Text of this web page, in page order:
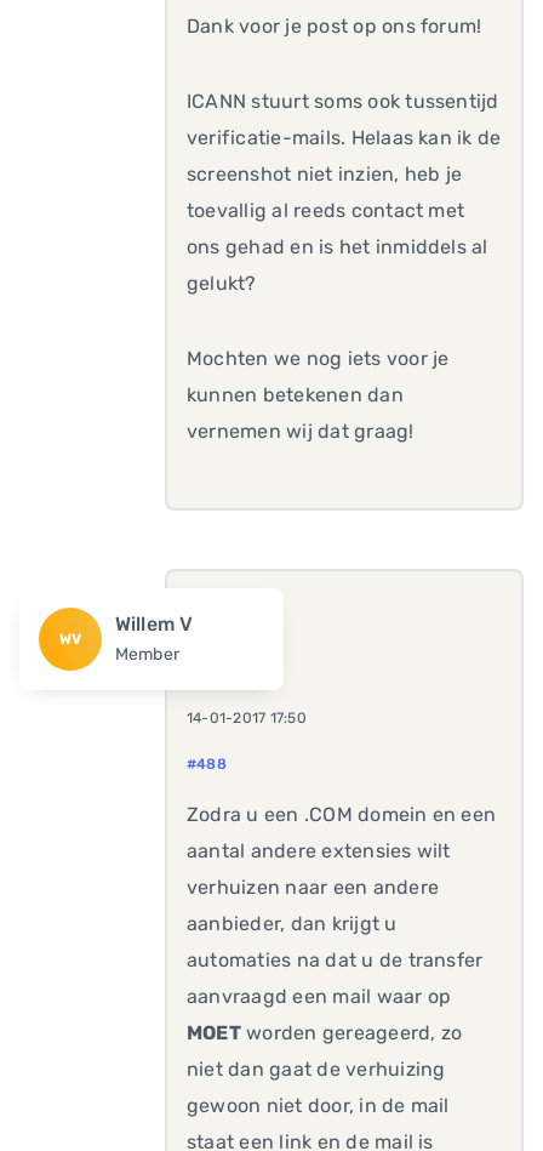
Dank voor je post op ons forum!
ICANN stuurt soms ook tussentijd
verificatie-mails. Helaas kan ik de
screenshot niet inzien, heb je
toevallig al reeds contact met
ons gehad en is het inmiddels al
gelukt?
Mochten we nog iets voor je
kunnen betekenen dan
vernemen wij dat graag!
WV
Willem V
Member
14-01-2017 17:50
#488
Zodra u een .COM domein en een
aantal andere extensies wilt
verhuizen naar een andere
aanbieder, dan krijgt u
automaties na dat u de transfer
aanvraagd een mail waar op
MOETworden gereageerd, zo
niet dan gaat de verhuizing
gewoon niet door, in de mail
staat een link en de mail is